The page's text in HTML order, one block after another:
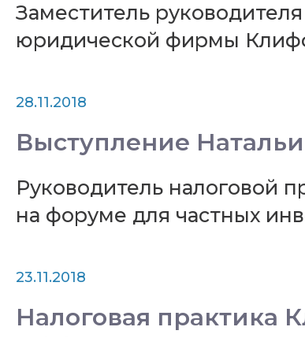
Заместитель
юридической фирмы
28.11.2018
Выступление
Руководитель налоговой
на форуме для частных
23.11.2018
Налоговая практика